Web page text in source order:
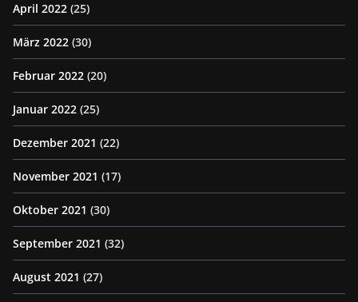
April 2022 (25)
März 2022 (30)
Februar 2022 (20)
Januar 2022 (25)
Dezember 2021 (22)
November 2021 (17)
Oktober 2021 (30)
September 2021 (32)
August 2021 (27)